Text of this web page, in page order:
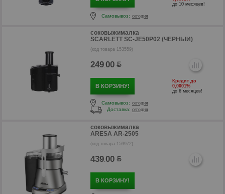
до 10 месяцев!
Самовывоз: сегодня
соковыжималка
SCARLETT SC-JE50P02 (ЧЕРНЫЙ)
(код товара 153559)
249.00
В КОРЗИНУ!
Кредит до
0,0001%
до 6 месяцев!
Самовывоз: сегодня
Доставка: сегодня
соковыжималка
ARESA AR-2505
(код товара 159972)
439.00
В КОРЗИНУ!